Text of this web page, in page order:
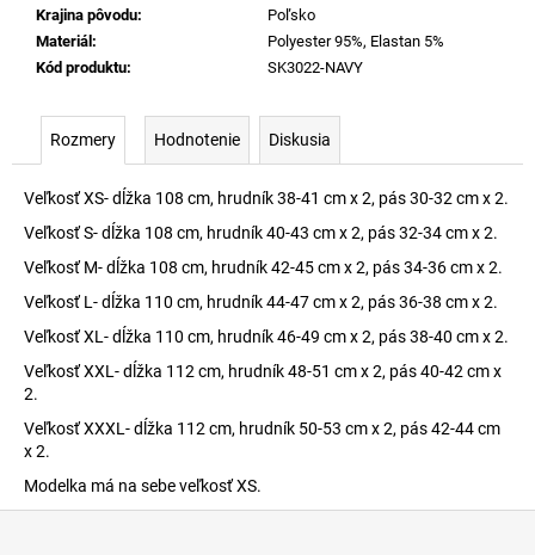
Krajina pôvodu:
Poľsko
Materiál :
Polyester 95%, Elastan 5%
Kód produktu: SK3022-NAVY
Rozmery Hodnotenie Diskusia
Veľkosť XS- dĺžka 108 cm, hrudník 38-41 cm x 2, pás 30-32 cm x 2.
Veľkosť S- dĺžka 108 cm, hrudník 40-43 cm x 2, pás 32-34 cm x 2.
Veľkosť M- dĺžka 108 cm, hrudník 42-45 cm x 2, pás 34-36 cm x 2.
Veľkosť L- dĺžka 110 cm, hrudník 44-47 cm x 2, pás 36-38 cm x 2.
Veľkosť XL- dĺžka 110 cm, hrudník 46-49 cm x 2, pás 38-40 cm x 2.
Veľkosť XXL- dĺžka 112 cm, hrudník 48-51 cm x 2, pás 40-42 cm x
2.
Veľkosť XXXL- dĺžka 112 cm, hrudník 50-53 cm x 2, pás 42-44 cm
x 2.
Modelka má na sebe veľkosť XS.